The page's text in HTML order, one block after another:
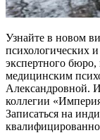
Узнайте в новом
психологических
экспертного
медицинским
Александровной.
коллегии
Записаться на